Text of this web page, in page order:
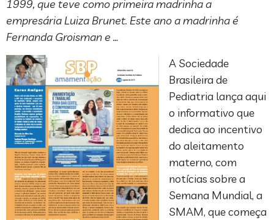
1999, que teve como primeira madrinha a
empresária Luiza Brunet. Este ano a madrinha é
Fernanda Groisman e …
A Sociedade
Brasileira de
Pediatria lança aqui
o informativo que
dedica ao incentivo
do aleitamento
materno, com
notícias sobre a
Semana Mundial, a
SMAM, que começa